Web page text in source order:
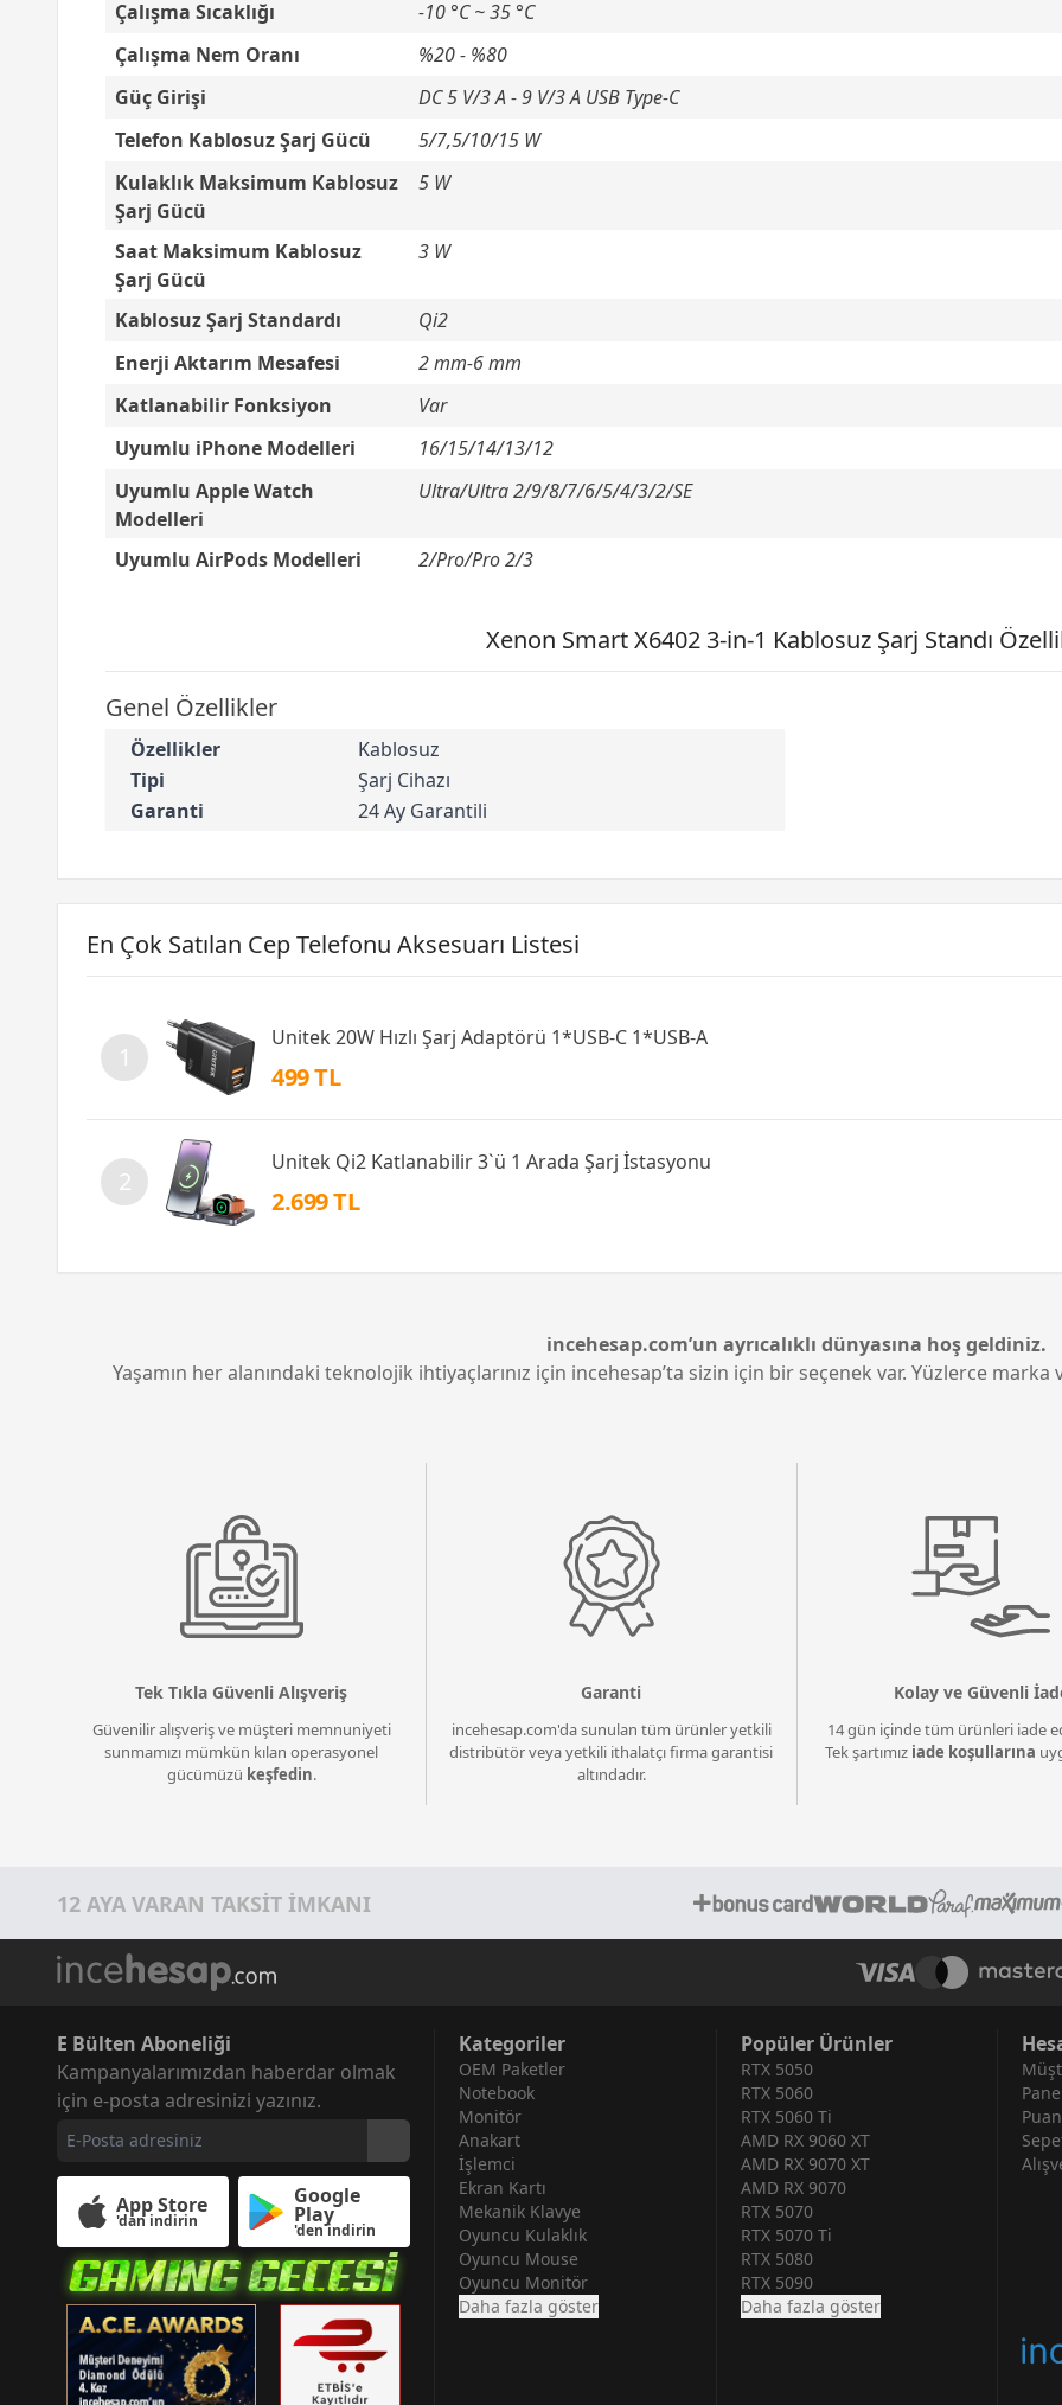
Çalışma Sıcaklığı
-10 °C ~ 35 °C
Çalışma Nem Oranı
%20 - %80
Güç Girişi
DC 5 V/3 A - 9 V/3 A USB Type-C
Telefon Kablosuz Şarj Gücü
5/7,5/10/15 W
Kulaklık Maksimum Kablosuz
Şarj Gücü
5 W
Saat Maksimum Kablosuz
Şarj Gücü
3 W
Kablosuz Şarj Standardı
Qi2
Enerji Aktarım Mesafesi
2 mm-6 mm
Katlanabilir Fonksiyon
Var
Uyumlu iPhone Modelleri
16/15/14/13/12
Uyumlu Apple Watch
Modelleri
Ultra/Ultra 2/9/8/7/6/5/4/3/2/SE
Uyumlu AirPods Modelleri 2/Pro/Pro 2/3
Xenon Smart X6402 3-in-1 Kablosuz Şarj Standı
Genel Özellikler
Özellikler
Kablosuz
Tipi
Şarj Cihazı
Garanti
24 Ay Garantili
En Çok Satılan Cep Telefonu Aksesuarı Listesi
1
Unitek 20W Hızlı Şarj Adaptörü 1*USB-C 1*USB-A
499 TL
2
Unitek Qi2 Katlanabilir 3`ü 1 Arada Şarj İstasyonu
2.699 TL
incehesap.com’un ayrıcalıklı dünyasına hoş geldiniz.
Yaşamın her alanındaki teknolojik ihtiyaçlarınız için incehesap’ta sizin için bir seçenek var. Yüzlerce
Tek Tıkla Güvenli Alışveriş
Güvenilir alışveriş ve müşteri memnuniyeti
sunmamızı mümkün kılan operasyonel
gücümüzü keşfedin.
Garanti
incehesap.com'da sunulan tüm ürünler yetkili
distribütör veya yetkili ithalatçı firma garantisi
altındadır.
Kolay ve Güvenli
14 gün içinde tüm ürünleri iade
Tek şartımız iade koşullarına
12 AYA VARAN TAKSİT İMKANI
E Bülten Aboneliği
Kampanyalarımızdan haberdar olmak
için e-posta adresinizi yazınız.
App Store
'dan indirin
Google
Play
'den indirin
Kategoriler
OEM Paketler
Notebook
Monitör
Anakart
İşlemci
Ekran Kartı
Mekanik Klavye
Oyuncu Kulaklık
Oyuncu Mouse
Oyuncu Monitör
Daha fazla göster
Popüler Ürünler
RTX 5050
RTX 5060
RTX 5060 Ti
AMD RX 9060 XT
AMD RX 9070 XT
AMD RX 9070
RTX 5070
RTX 5070 Ti
RTX 5080
RTX 5090
Daha fazla göster